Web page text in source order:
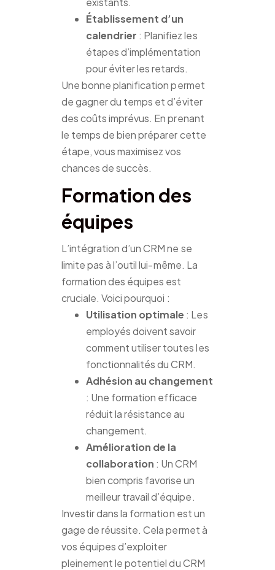
Établissement d’un
calendrier : Planifiez les
étapes d’implémentation
pour éviter les retards.
Une bonne planification permet
de gagner du temps et d’éviter
des coûts imprévus. En prenant
le temps de bien préparer cette
étape, vous maximisez vos
chances de succès.
Formation des
équipes
L’intégration d’un CRM ne se
limite pas à l’outil lui-même. La
formation des équipes est
cruciale. Voici pourquoi :
Utilisation optimale : Les
employés doivent savoir
comment utiliser toutes les
fonctionnalités du CRM.
Adhésion au changement
: Une formation efficace
réduit la résistance au
changement.
Amélioration de la
collaboration : Un CRM
bien compris favorise un
meilleur travail d’équipe.
Investir dans la formation est un
gage de réussite. Cela permet à
vos équipes d’exploiter
pleinement le potentiel du CRM